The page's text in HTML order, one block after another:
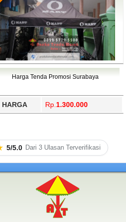
Harga Tenda Promosi Surabaya
HARGA Rp. 1.300.000
5/5.0 Dari 3 Ulasan Terverifikasi